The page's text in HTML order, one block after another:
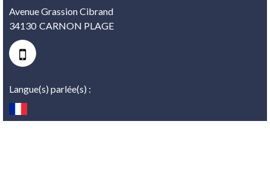
Avenue Grassion Cibrand
34130 CARNON PLAGE
Langue(s) parlée(s) :